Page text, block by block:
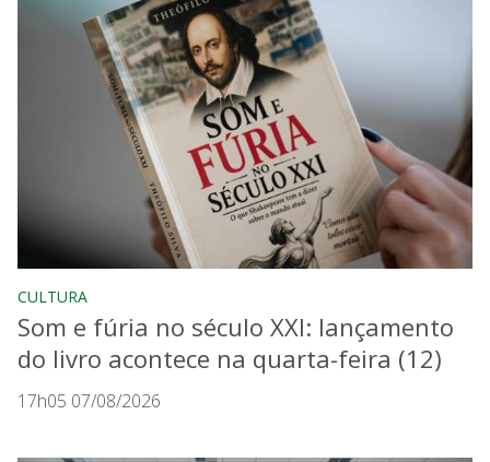
CULTURA
Som e fúria no século XXI: lançamento
do livro acontece na quarta-feira (12)
17h05 07/08/2026